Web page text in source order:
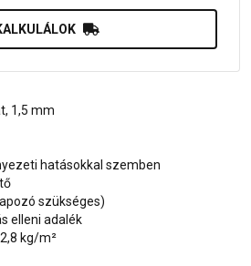
1,5 mm
hatásokkal szemben
szükséges)
elleni adalék
kg/m²